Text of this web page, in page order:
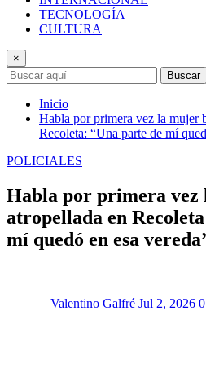
TECNOLOGÍA
CULTURA
×
Buscar
Inicio
Habla por primera vez la mujer
Recoleta: “Una parte de mí
POLICIALES
Habla por primera vez
atropellada en
mí quedó en esa
Valentino Galfré Jul 2, 2026 0